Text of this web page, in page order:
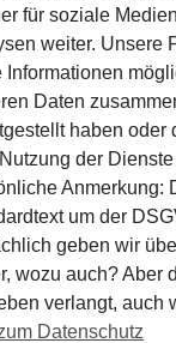
für soziale
weiter. Unsere
Informationen
Daten
haben oder
Nutzung der
Anmerkung:
um der
geben wir
wozu auch? Aber
verlangt, auch
Datenschutz